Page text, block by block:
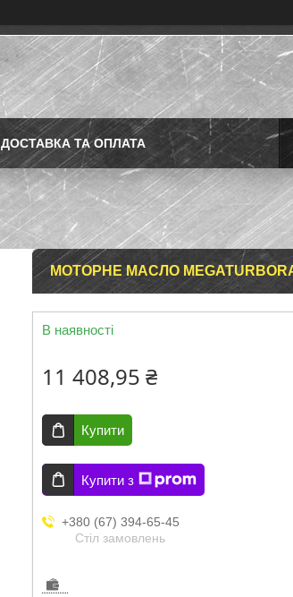
ДОСТАВКА ТА ОПЛАТА
МОТОРНЕ МАСЛО
В наявності
11 408,95 ₴
Купити
Купити з
+380 (67) 394-65-45
Стіл замовлень